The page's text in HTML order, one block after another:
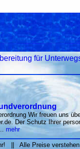
für
Wir freuen uns
Der Schutz Ihrer
mehr
|| Alle Preise